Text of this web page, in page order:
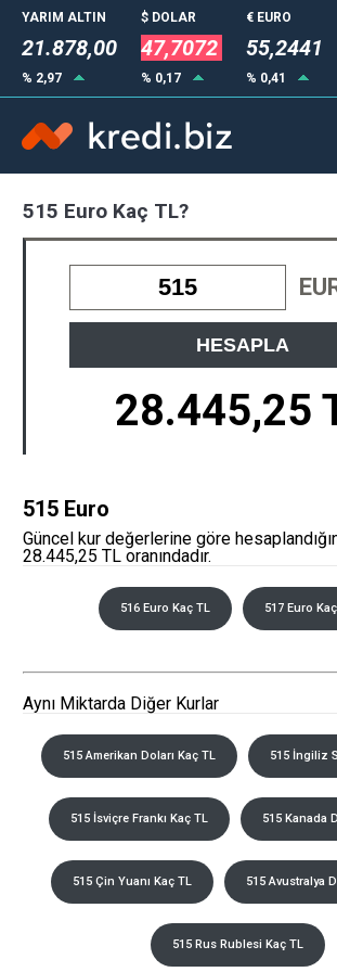
YARIM ALTIN
21.878,00
% 2,97
$ DOLAR
47,7072
% 0,17
€ EURO
55,2441
% 0,41
515 Euro Kaç TL?
HESAPLA
28.445,25
515 Euro
Güncel kur değerlerine göre
28.445,25 TL oranındadır.
516 Euro Kaç TL 517 Euro
Aynı Miktarda Diğer Kurlar
515 Amerikan Doları Kaç TL 515 İngiliz
515 İsviçre Frankı Kaç TL 515 Kanada
515 Çin Yuanı Kaç TL 515 Avustralya
515 Rus Rublesi Kaç TL